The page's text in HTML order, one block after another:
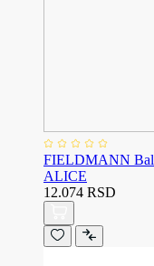
FIELDMANN
ALICE
12.074 RSD